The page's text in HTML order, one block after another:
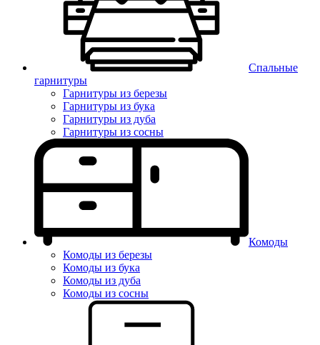
Спальные
гарнитуры
Гарнитуры из березы
Гарнитуры из бука
Гарнитуры из дуба
Гарнитуры из сосны
Комоды
Комоды из березы
Комоды из бука
Комоды из дуба
Комоды из сосны